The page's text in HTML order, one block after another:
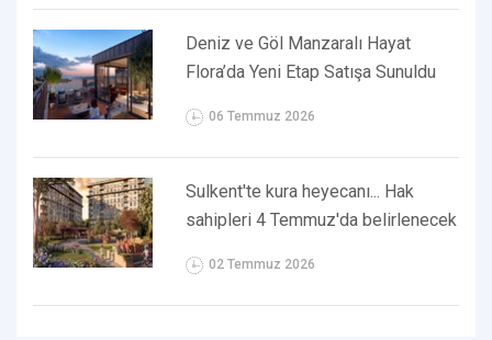
Deniz ve Göl Manzaralı Hayat
Flora’da Yeni Etap Satışa Sunuldu
06 Temmuz 2026
Sulkent'te kura heyecanı... Hak
sahipleri 4 Temmuz'da belirlenecek
02 Temmuz 2026